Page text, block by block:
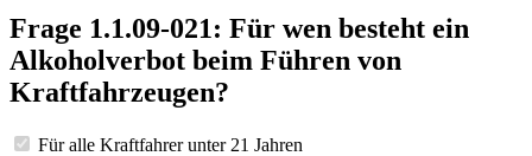
Frage 1.1.09-021: Für wen besteht ein
Alkoholverbot beim Führen von
Kraftfahrzeugen?
Für alle Kraftfahrer unter 21 Jahren